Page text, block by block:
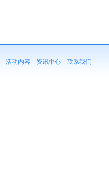
活动内容 资讯中心 联系我们